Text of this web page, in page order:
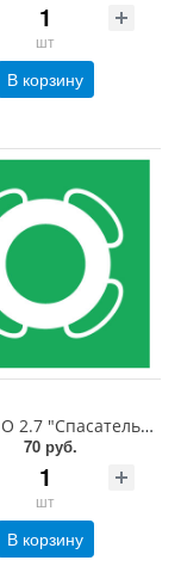
шт
В корзину
Знак ИМО 2.7 "Спасательный круг", 150x150 мм, фотолюм, пленка
70 руб.
шт
В корзину